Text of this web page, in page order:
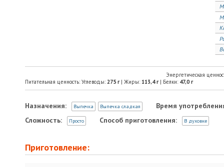
Энергетическая
Питательная ценность: Углеводы: 275 г| Жиры: 113,4г| Белки: 47,0 г
Назначения: Выпечка Выпечка сладкая
Время
Сложность:
Просто Способ приготовления: В духовке
Приготовление: